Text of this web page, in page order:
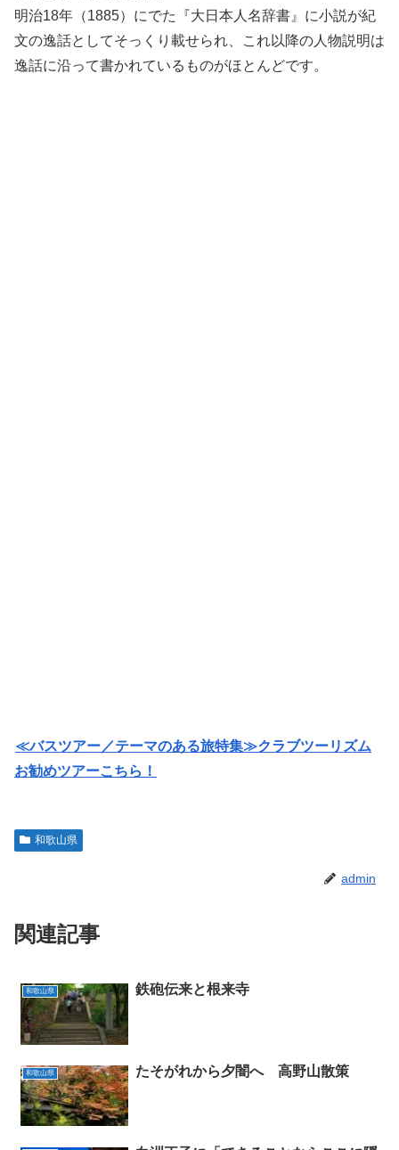
明治18年（1885）にでた『大日本人名辞書』に小説が紀
文の逸話としてそっくり載せられ、これ以降の人物説明は
逸話に沿って書かれているものがほとんどです。
≪バスツアー／テーマのある旅特集≫クラブツーリズム
お勧めツアーこちら！
和歌山県
admin
関連記事
和歌山県 鉄砲伝来と根来寺
和歌山県 たそがれから夕闇へ 高野山散策